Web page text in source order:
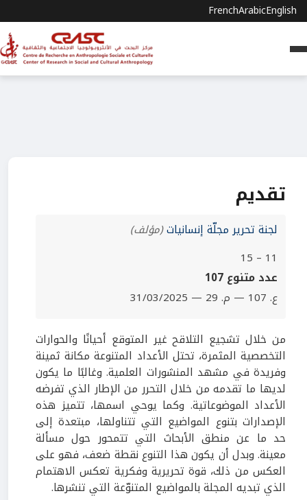
FrenchArabicEnglish
تقديم
لجنة تحرير مجلّة إنسانيات(مؤلف)
11 – 15
عدد متنوع 107
ع. 107 — م. 29 — 31/03/2025
من خلال تشجيع التلاقح غير المتوقع أحيانًا والحوارات
التخصصية المثمرة، تحتل الأعداد المتنوعة مكانة ثمينة
وفريدة في مشهد المنشورات العلمية. وغالبًا ما يكون
لديها ما تقدمه من خلال التحرر من الإطار الذي تفرضه
الأعداد الموضوعاتية. وكما يوحي اسمها، تتميز هذه
الإصدارات بتنوع المواضيع التي تتناولها، مبتعدة إلى
حد ما عن منطق الأبحاث التي تتمحور حول مسألة
معينة. وبدل أن يكون هذا التنوع نقطة ضعف، فهو على
العكس من ذلك، قوة تحريرية وفكرية تعكس الاهتمام
الذي تبديه المجلة بالمواضيع المتنوّعة التي تنشرها.